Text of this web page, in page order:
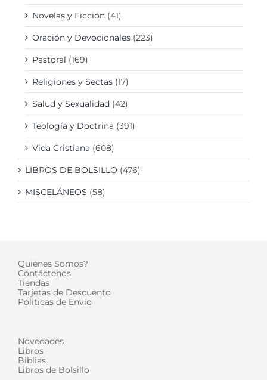
Novelas y Ficción (41)
Oración y Devocionales (223)
Pastoral (169)
Religiones y Sectas (17)
Salud y Sexualidad (42)
Teología y Doctrina (391)
Vida Cristiana (608)
LIBROS DE BOLSILLO (476)
MISCELÁNEOS (58)
Quiénes Somos?
Contáctenos
Tiendas
Tarjetas de Descuento
Politicas de Envío
Novedades
Libros
Biblias
Libros de Bolsillo